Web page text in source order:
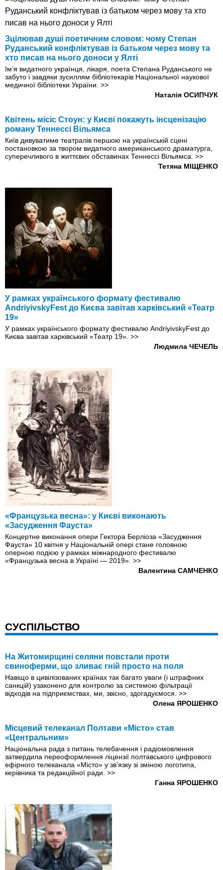
Зцілював душі поетичним словом: чому Степан
Руданський конфліктував із батьком через мову та
хто писав на нього доноси у Ялті
Ім’я видатного українця, лікаря, поета Степана Руданського не
забуто і завдяки зусиллям бібліотекарів Національної наукової
медичної бібліотеки України. >>
Наталія ОСИПЧУК
Квітень місіс Стоун: у Києві покажуть інсценізацію
роману Теннессі Вільямса
Київ дивуватиме театралів першою на українській сцені
постановкою за твором видатного американського драматурга,
суперечливого в життєвих обставинах Теннессі Вільямса. >>
Тетяна МІЩЕНКО
У рамках українського формату фестивалю
AndriyivskyFest до Києва завітав харківський «Театр
19»
У рамках українського формату фестивалю AndriyivskyFest до
Києва завітав харківський «Театр 19». >>
Людмила ЧЕЧЕЛЬ
«Французька весна»: у Києві виконають
«Засудження Фауста»
Концертне виконання опери Гектора Берліоза «Засудження
Фауста» 10 квітня у Національній опері стане головною
оперною подією у рамках міжнародного фестивалю
«Французька весна в Україні — 2019». >>
Валентина САМЧЕНКО
СУСПІЛЬСТВО
На Житомирщині селяни повстали проти
свиноферми, що зливає гній просто на поля
Навіщо в цивілізованих країнах так багато уваги (і штрафних
санкцій) узаконено для контролю за системою фільтрації
відходів на підприємствах, ми, звісно, здогадуємося. >>
Олена ЯРОШЕНКО
Місцевий телеканал Полтави «Місто» став
«Центральним»
Національна рада з питань телебачення і радіомовлення
затвердила переоформлення ліцензії полтавського цифрового
ефірного телеканала «Місто» у зв’язку зі зміною логотипа,
керівника та редакційної ради. >>
Ганна ЯРОШЕНКО